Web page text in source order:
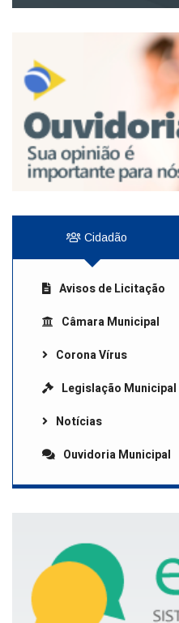
Cidadão
Avisos de Licitação
Câmara Municipal
Corona Vírus
Legislação Municipal
Notícias
Ouvidoria Municipal